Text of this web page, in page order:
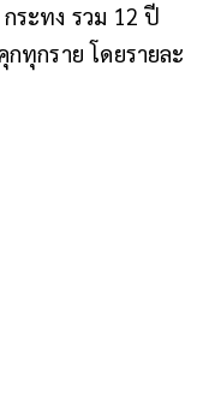
ระทง รวม 12 ปี
ทุกราย โดยรายละ